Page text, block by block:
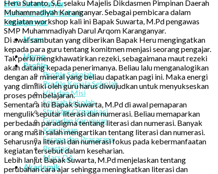
Menu
Home
Profile
Profile Sekolah
Profile Kepala Sekolah
Visi dan Misi
Sejarah Sekolah
Struktur Organisasi
Guru dan Karyawan
Kemitraan
Sarana dan Prasarana
Prestasi
Mars DA
Akademik
Heru Sutanto, S.E. selaku Majelis Dikdasmen Pimpinan Daerah
Muhammadiyah Karanganyar. Sebagai pembicara dalam
kegiatan workshop kali ini Bapak Suwarta, M.Pd pengawas
SMP Muhammadiyah Darul Arqom Karanganyar.
Di awal sambutan yang diberikan Bapak Heru mengingatkan
kepada para guru tentang komitmen menjasi seorang pengajar.
Tak perlu mengkhawatirkan rezeki, sebagaimana maut rezeki
akan datang kepada penerimanya. Beliau lalu menganalogikan
dengan air mineral yang beliau dapatkan pagi ini. Maka energi
yang dimiliki oleh guru harus diwujudkan untuk menyukseskan
proses pembelajaran.
Sementara itu Bapak Suwarta, M.Pd di awal pemaparan
mengulik seputar literasi dan numerasi. Beliau memaparkan
perbedaan paradigma tentang literasi dan numerasi. Banyak
orang masih salah mengartikan tentang literasi dan numerasi.
Seharusnya literasi dan numerasi fokus pada kebermanfaatan
kegiatan tersebut dalam keseharian.
Lebih lanjut Bapak Suwarta, M.Pd menjelaskan tentang
perubahan cara ajar sehingga meningkatkan literasi dan